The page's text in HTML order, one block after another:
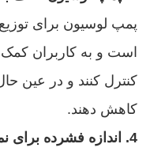
پمپ لوسیون برای
است و به کاربران
کنترل کنند و در عین
کاهش دهند.
4. اندازه فشرده برای نمونه های مسافرتی و آرایشی